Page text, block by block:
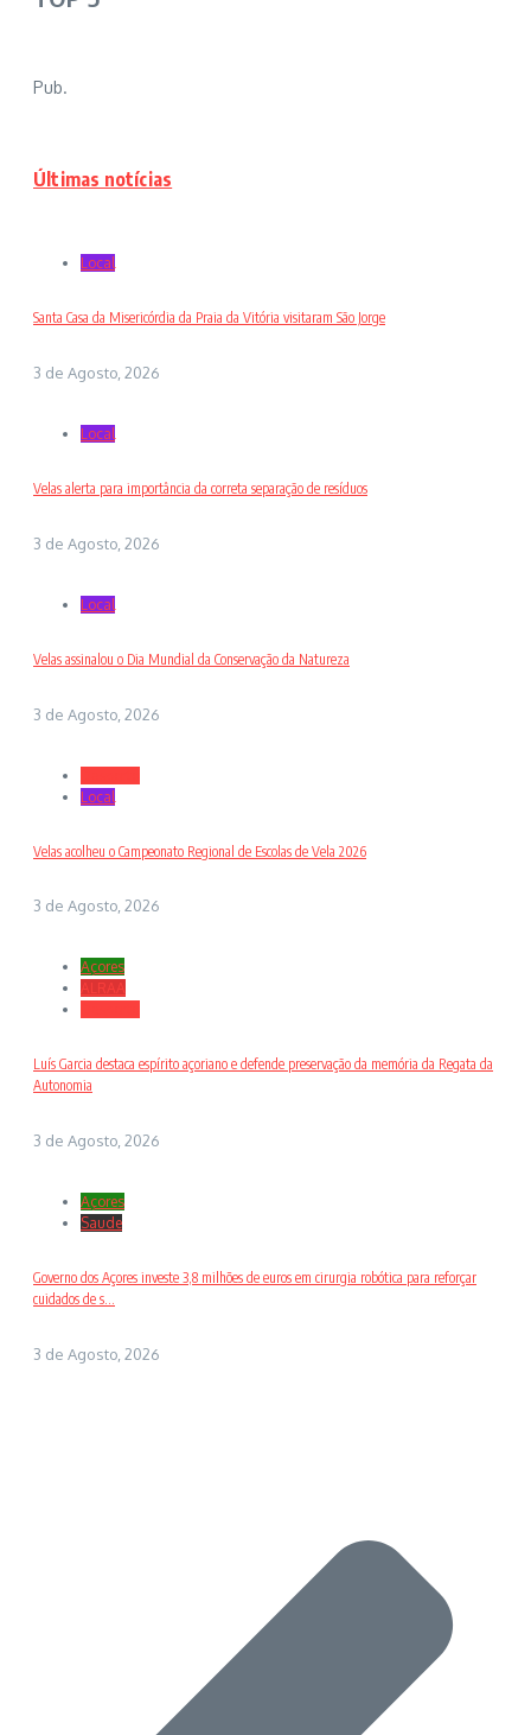
Pub.
Últimas notícias
Local
Santa Casa da Misericórdia da Praia da Vitória visitaram São Jorge
3 de Agosto, 2026
Local
Velas alerta para importância da correta separação de resíduos
3 de Agosto, 2026
Local
Velas assinalou o Dia Mundial da Conservação da Natureza
3 de Agosto, 2026
Local
Velas acolheu o Campeonato Regional de Escolas de Vela 2026
3 de Agosto, 2026
Açores
ALRAA
Luís Garcia destaca espírito açoriano e defende preservação da memória da Regata da
Autonomia
3 de Agosto, 2026
Açores
Saude
Governo dos Açores investe 3,8 milhões de euros em cirurgia robótica para reforçar
cuidados de s...
3 de Agosto, 2026